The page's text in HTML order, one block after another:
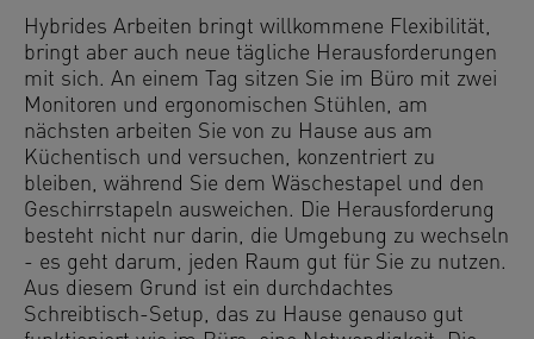
Hybrides Arbeiten bringt willkommene Flexibilität,
bringt aber auch neue tägliche Herausforderungen
mit sich. An einem Tag sitzen Sie im Büro mit zwei
Monitoren und ergonomischen Stühlen, am
nächsten arbeiten Sie von zu Hause aus am
Küchentisch und versuchen, konzentriert zu
bleiben, während Sie dem Wäschestapel und den
Geschirrstapeln ausweichen. Die Herausforderung
besteht nicht nur darin, die Umgebung zu wechseln
- es geht darum, jeden Raum gut für Sie zu nutzen.
Aus diesem Grund ist ein durchdachtes
Schreibtisch-Setup, das zu Hause genauso gut